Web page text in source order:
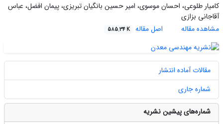
کامیار طلوعی، احسان موسوی، امیر حسین بانگیان تبریزی، پیمان افضل، عباس
آقاجانی بزازی
مشاهده مقاله
اصل مقاله 585.34 K
مقالات آماده انتشار
شماره جاری
شماره‌های پیشین نشریه